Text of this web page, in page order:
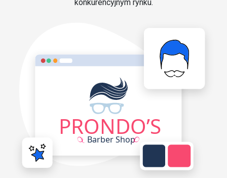
konkurencyjnym rynku.